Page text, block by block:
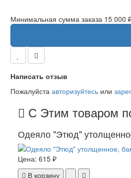
Минимальная сумма заказа 15 000
Написать отзыв
Пожалуйста авторизуйтесь или
С Этим товаром
Одеяло "Этюд"
Цена: 615 ₽
В корзину